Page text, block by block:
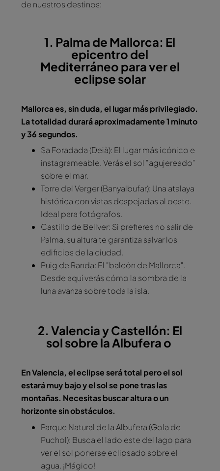
de nuestros destinos:
1. Palma de Mallorca: El
epicentro del
Mediterráneo para ver el
eclipse solar
Mallorca es, sin duda, el lugar más privilegiado.
La totalidad durará aproximadamente 1 minuto
y 36 segundos.
Sa Foradada (Deià): El lugar más icónico e
instagrameable. Verás el sol "agujereado"
sobre el mar.
Torre del Verger (Banyalbufar): Una atalaya
histórica con vistas despejadas al oeste.
Ideal para fotógrafos.
Castillo de Bellver: Si prefieres no salir de
Palma, su altura te garantiza salvar los
edificios de la ciudad.
Puig de Randa: El "balcón de Mallorca".
Desde aquí verás cómo la sombra de la
luna avanza sobre toda la isla.
2. Valencia y Castellón: El
sol sobre la Albufera o
En Valencia, el eclipse será total pero el sol
estará muy bajo y el sol se pone tras las
montañas. Necesitas buscar altura o un
horizonte sin obstáculos.
Parque Natural de la Albufera (Gola de
Puchol): Busca el lado este del lago para
ver el sol ponerse eclipsado sobre el
agua. ¡Mágico!